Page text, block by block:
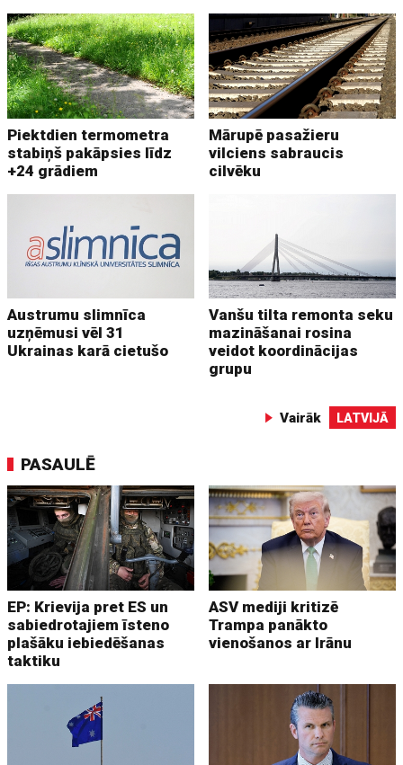
Piektdien termometra
stabiņš pakāpsies līdz
+24 grādiem
Mārupē pasažieru
vilciens sabraucis
cilvēku
Austrumu slimnīca
uzņēmusi vēl 31
Ukrainas karā cietušo
Vanšu tilta remonta seku
mazināšanai rosina
veidot koordinācijas
grupu
Vairāk LATVIJĀ
PASAULĒ
EP: Krievija pret ES un
sabiedrotajiem īsteno
plašāku iebiedēšanas
taktiku
ASV mediji kritizē
Trampa panākto
vienošanos ar Irānu